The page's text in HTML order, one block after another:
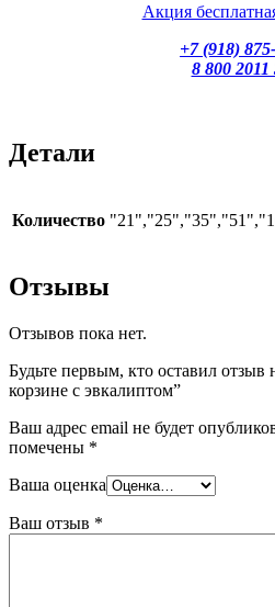
Акция
+7 (918)
8 800 2011
Детали
Количество
Отзывы
Отзывов пока нет.
Будьте первым, кто оставил отзыв
корзине с эвкалиптом”
Ваш адрес email не будет
помечены *
Ваша оценка
Ваш отзыв *